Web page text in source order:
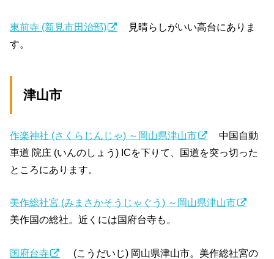
東前寺 (新見市田治部)
見晴らしがいい高台にありま
す。
津山市
作楽神社 (さくらじんじゃ) ～岡山県津山市
中国自動
車道 院庄 (いんのしょう) ICを下りて、国道を突っ切った
ところにあります。
美作総社宮 (みまさかそうじゃぐう) ～岡山県津山市
美作国の総社。近くには国府台寺も。
国府台寺
(こうだいじ) 岡山県津山市。美作総社宮の